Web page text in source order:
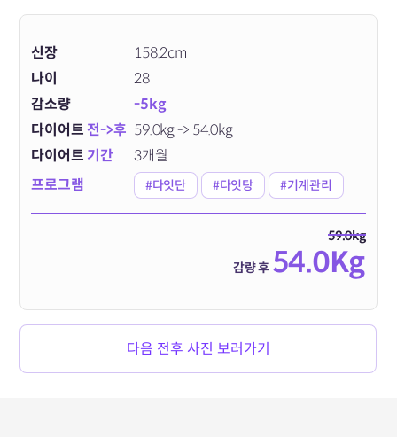
신장
158.2cm
나이
28
감소량
-5kg
다이어트전->후 59.0kg -> 54.0kg
다이어트 기간
3개월
프로그램
#다잇단 #다잇탕 #기계관리
59.0kg
감량 후 54.0Kg
다음 전후 사진 보러가기